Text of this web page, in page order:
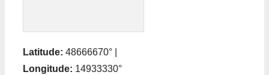
Latitude: 48666670° |
Longitude: 14933330°